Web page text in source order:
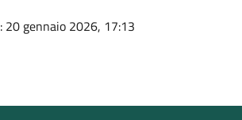
: 20 gennaio 2026, 17:13